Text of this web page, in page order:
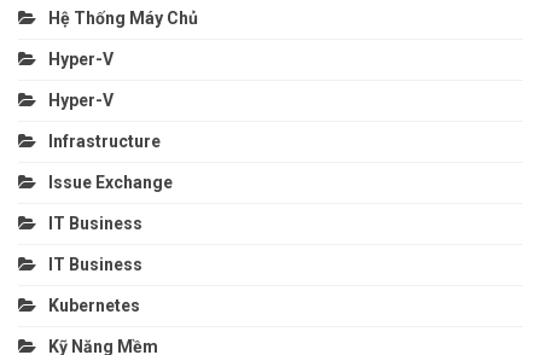
Hệ Thống Máy Chủ
Hyper-V
Hyper-V
Infrastructure
Issue Exchange
IT Business
IT Business
Kubernetes
Kỹ Năng Mềm